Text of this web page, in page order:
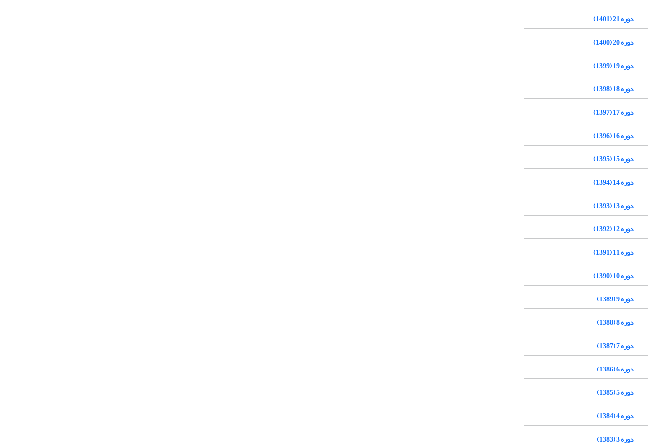
دوره 21 (1401)
دوره 20 (1400)
دوره 19 (1399)
دوره 18 (1398)
دوره 17 (1397)
دوره 16 (1396)
دوره 15 (1395)
دوره 14 (1394)
دوره 13 (1393)
دوره 12 (1392)
دوره 11 (1391)
دوره 10 (1390)
دوره 9 (1389)
دوره 8 (1388)
دوره 7 (1387)
دوره 6 (1386)
دوره 5 (1385)
دوره 4 (1384)
دوره 3 (1383)